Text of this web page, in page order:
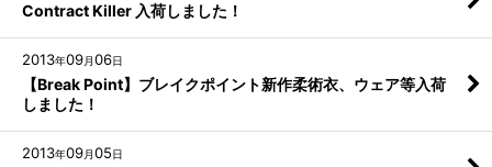
Contract Killer 入荷しました！
2013年09月06日
【Break Point】ブレイクポイント新作柔術衣、ウェア等入荷
しました！
2013年09月05日